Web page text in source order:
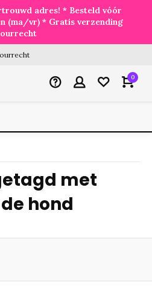
adres! * Besteld vóór
(ma/vr) * Gratis verzending
0
met
hond